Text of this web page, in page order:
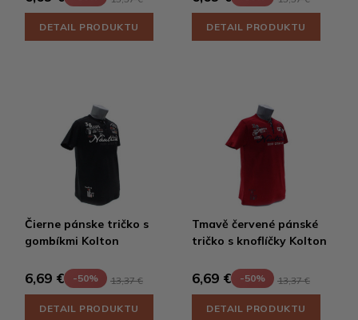
DETAIL PRODUKTU DETAIL PRODUKTU
Čierne pánske tričko s
gombíkmi Kolton
6,69 € -50% 13,37 €
DETAIL PRODUKTU
Tmavě červené pánské
tričko s knoflíčky Kolton
6,69 € -50% 13,37 €
DETAIL PRODUKTU